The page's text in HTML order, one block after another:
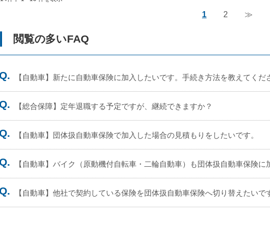
1 2 ≫
閲覧の多いFAQ
【自動車】新たに自動車保険に加入したいです。手続き方法を教えてくだ
【総合保障】定年退職する予定ですが、継続できますか？
【自動車】団体扱自動車保険で加入した場合の見積もりをしたいです。
【自動車】バイク（原動機付自転車・二輪自動車）も団体扱自動車保険に
【自動車】他社で契約している保険を団体扱自動車保険へ切り替えたいで